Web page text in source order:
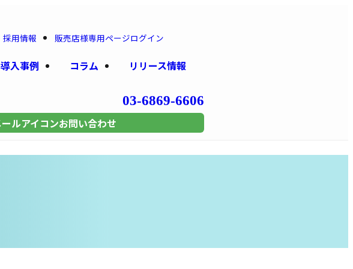
採用情報 販売店様専用ページログイン
導入事例 コラム リリース情報
03-6869-6606
お問い合わせ